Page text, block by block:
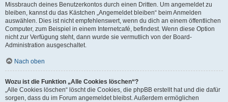
Missbrauch deines Benutzerkontos durch einen Dritten. Um angemeldet zu
bleiben, kannst du das Kästchen „Angemeldet bleiben“ beim Anmelden
auswählen. Dies ist nicht empfehlenswert, wenn du dich an einem öffentlichen
Computer, zum Beispiel in einem Internetcafé, befindest. Wenn diese Option
nicht zur Verfügung steht, dann wurde sie vermutlich von der Board-
Administration ausgeschaltet.
Nach oben
Wozu ist die Funktion „Alle Cookies löschen“?
„Alle Cookies löschen“ löscht die Cookies, die phpBB erstellt hat und die dafür
sorgen, dass du im Forum angemeldet bleibst. Außerdem ermöglichen